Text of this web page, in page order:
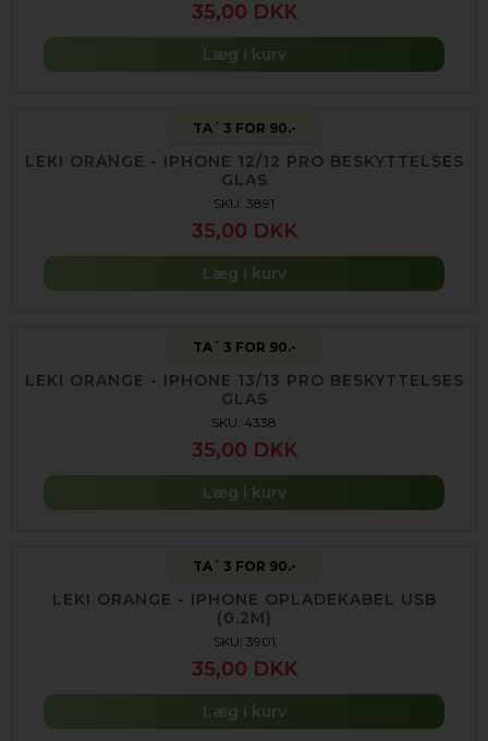
35,00 DKK
Læg i kurv
TA´ 3 FOR 90.-
LEKI ORANGE - IPHONE 12/12 PRO BESKYTTELSES
GLAS
SKU: 3891
35,00 DKK
Læg i kurv
TA´ 3 FOR 90.-
LEKI ORANGE - IPHONE 13/13 PRO BESKYTTELSES
GLAS
SKU: 4338
35,00 DKK
Læg i kurv
TA´ 3 FOR 90.-
LEKI ORANGE - IPHONE OPLADEKABEL USB
(0.2M)
SKU: 3901
35,00 DKK
Læg i kurv